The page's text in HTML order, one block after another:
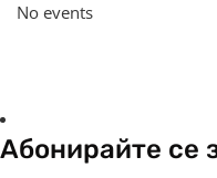
No events
Абонирайте се